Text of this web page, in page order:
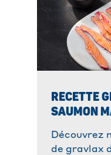
RECETTE
SAUMON
Découvrez
de gravlax